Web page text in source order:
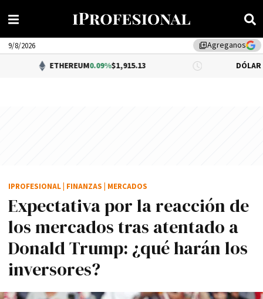
library_addAgreganos
9/8/2026
ETHEREUM0.09%$1,915.13 DÓLAR BNA
Expectativa por la reacción de
los mercados tras atentado a
Donald Trump: ¿qué harán los
inversores?
IPROFESIONAL FINANZAS MERCADOS